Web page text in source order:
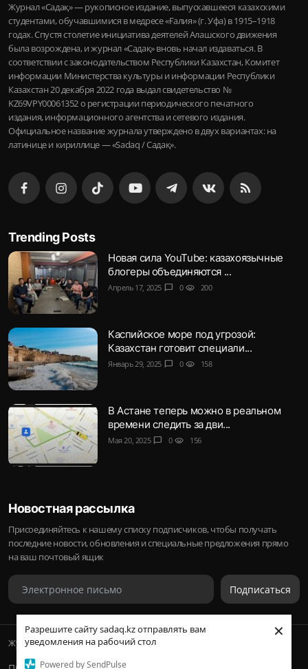
Разрешите сайту sadaq.kz отправлять вам
уведомления на рабочий стол
Powered by SendPulse
×
Журнал «Садақ» — рукописное издание, выпускавшееся казахскими
студентами, обучавшимися в медресе «Ғалия» (г. Уфа) в 1915–1918
годах. Спустя столетие инициатива деятелей Алашского движения
была возрождена, и журнал «Садақ» вновь начал издаваться. В
соответствии с законодательством Республики Казахстан, Комитет
информации Министерства культуры и информации Республики
Казахстан 20 декабря 2022 года выдал свидетельство №
KZ69VPY00061352 о регистрации периодического печатного
издания, информационного агентства и сетевого издания.
Официальное название журнала утверждено в двух вариантах: на
латинице и кириллице — «Sadaq / Садақ».
Trending Posts
Новая сила YouTube: казахоязычные
блогеры объединяются ...
Апрель 17, 2025 chat_bubble 0 visibility 200
Каспийское море под угрозой:
Казахстан готовит специали...
Январь 29, 2025 chat_bubble 0 visibility 158
В Астане теперь можно в реальном
времени следить за дви...
Мая 20, 2025 chat_bubble 0 visibility 156
Новостная рассылка
Присоединяйтесь к нашему списку подписчиков, чтобы получать
последние новости, обновления и специальные предложения прямо
на ваш почтовый ящик
Подписаться
Журнал Sadaq © 2023-2024 Inc.